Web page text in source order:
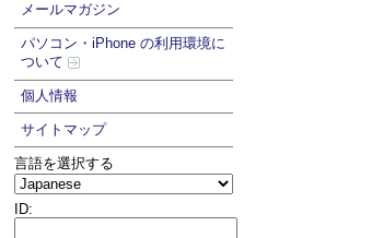
メールマガジン
パソコン・iPhone の利用環境に
ついて
個人情報
サイトマップ
言語を選択する
ID: